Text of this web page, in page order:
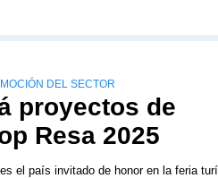
DEL SECTOR
proyectos de
Resa 2025
el país invitado de honor en la feria